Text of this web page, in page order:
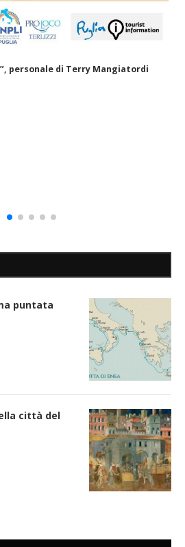
personale di Terry Mangiatordi
puntata
città del